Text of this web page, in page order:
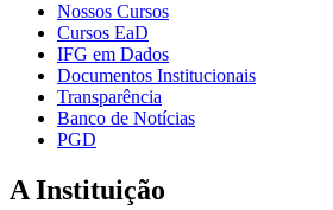
Nossos Cursos
Cursos EaD
IFG em Dados
Documentos Institucionais
Transparência
Banco de Notícias
PGD
A Instituição